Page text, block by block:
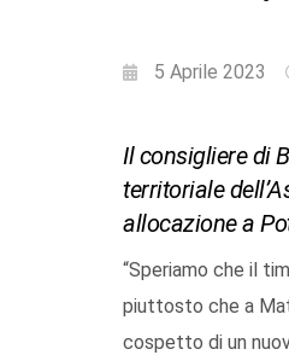
5 Aprile 2023
Il consigliere di
territoriale
allocazione a
“Speriamo che il
piuttosto che a
cospetto di un